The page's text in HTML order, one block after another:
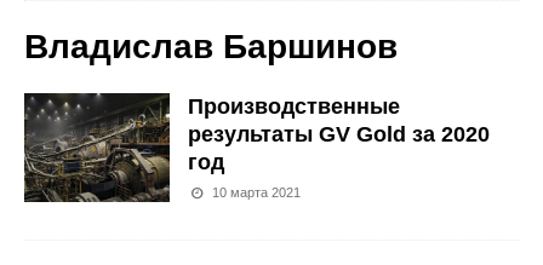
Владислав Баршинов
Производственные
результаты GV Gold за 2020
год
10 марта 2021